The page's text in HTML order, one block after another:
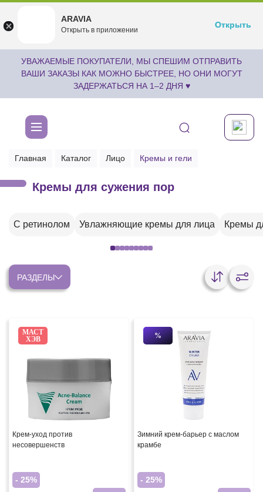
undefined
Бесплатноru.aravia.new
Открыть
УВАЖАЕМЫЕ ПОКУПАТЕЛИ, МЫ СПЕШИМ ОТПРАВИТЬ
ВАШИ ЗАКАЗЫ КАК МОЖНО БЫСТРЕЕ, НО ОНИ МОГУТ
ЗАДЕРЖАТЬСЯ НА 1–2 ДНЯ ♥
Главная Каталог Лицо Кремы и гели
Кремы для сужения пор
С ретинолом Увлажняющие кремы для лица Кремы
РАЗДЕЛЫ
МАСТ
ХЭВ
Крем-уход против
несовершенств
- 25%
%
Зимний крем-барьер c маслом
крамбе
- 25%
ARAVIA
Открыть в приложении
Открыть